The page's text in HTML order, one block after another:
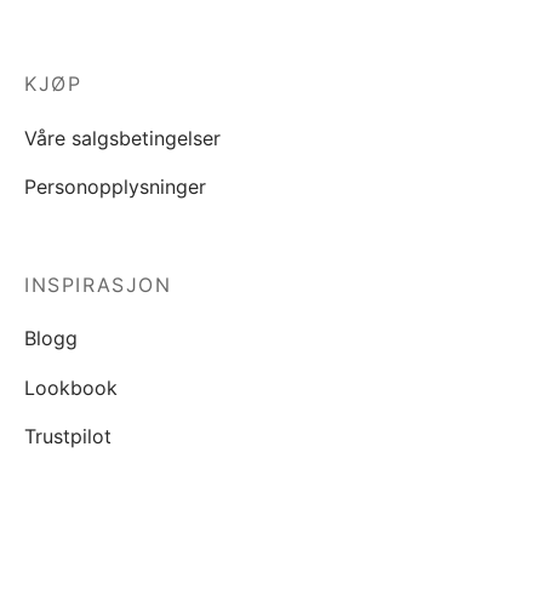
KJØP
Våre salgsbetingelser
Personopplysninger
INSPIRASJON
Blogg
Lookbook
Trustpilot